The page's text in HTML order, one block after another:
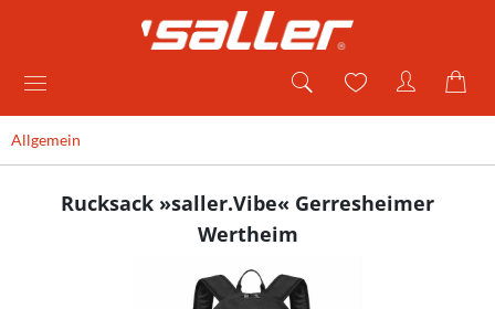
Allgemein
Rucksack »saller.Vibe« Gerresheimer
Wertheim